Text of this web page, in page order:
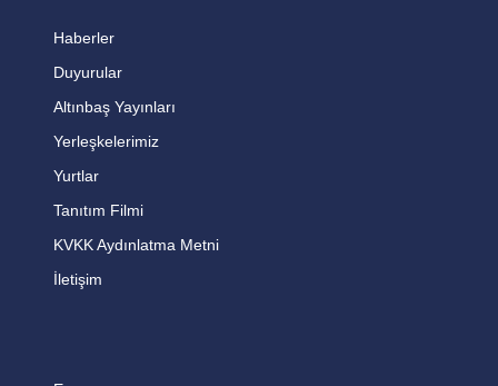
Haberler
Duyurular
Altınbaş Yayınları
Yerleşkelerimiz
Yurtlar
Tanıtım Filmi
KVKK Aydınlatma Metni
İletişim